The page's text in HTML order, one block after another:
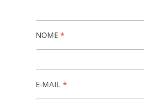
NOME *
E-MAIL *